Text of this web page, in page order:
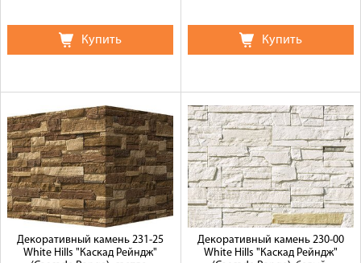
Купить Купить
Декоративный камень 231-25
White Hills "Каскад Рейндж"
Декоративный камень 230-00
White Hills "Каскад Рейндж"